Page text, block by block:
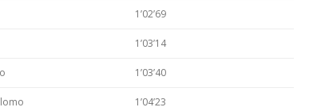
1’02’69
1’03’14
1’03’40
1’04’23